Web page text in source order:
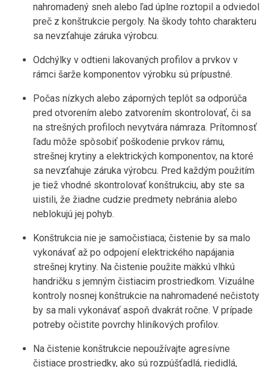
nahromadený sneh alebo ľad úplne roztopil a odviedol
preč z konštrukcie pergoly. Na škody tohto charakteru
sa nevzťahuje záruka výrobcu.
Odchýlky v odtieni lakovaných profilov a prvkov v
rámci šarže komponentov výrobku sú prípustné.
Počas nízkych alebo záporných teplôt sa odporúča
pred otvorením alebo zatvorením skontrolovať, či sa
na strešných profiloch nevytvára námraza. Prítomnosť
ľadu môže spôsobiť poškodenie prvkov rámu,
strešnej krytiny a elektrických komponentov, na ktoré
sa nevzťahuje záruka výrobcu. Pred každým použitím
je tiež vhodné skontrolovať konštrukciu, aby ste sa
uistili, že žiadne cudzie predmety nebránia alebo
neblokujú jej pohyb.
Konštrukcia nie je samočistiaca; čistenie by sa malo
vykonávať až po odpojení elektrického napájania
strešnej krytiny. Na čistenie použite mäkkú vlhkú
handričku s jemným čistiacim prostriedkom. Vizuálne
kontroly nosnej konštrukcie na nahromadené nečistoty
by sa mali vykonávať aspoň dvakrát ročne. V prípade
potreby očistite povrchy hliníkových profilov.
Na čistenie konštrukcie nepoužívajte agresívne
čistiace prostriedky, ako sú rozpúšťadlá, riedidlá,